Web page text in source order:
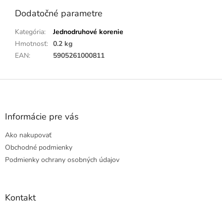
Dodatočné parametre
Kategória:
Jednodruhové korenie
Hmotnosť: 0.2 kg
EAN: 5905261000811
Z
Informácie pre vás
Ako nakupovať
Obchodné podmienky
Podmienky ochrany osobných údajov
Kontakt